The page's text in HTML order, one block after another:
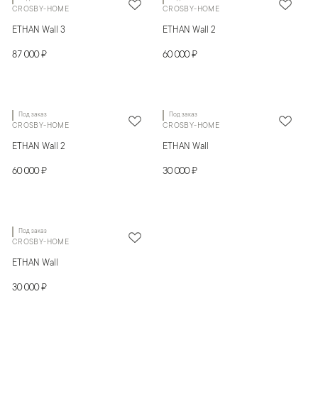
CROSBY-HOME
ETHAN Wall 3
87 000 ₽
CROSBY-HOME
ETHAN Wall 2
60 000 ₽
Под заказ
CROSBY-HOME
ETHAN Wall 2
60 000 ₽
Под заказ
CROSBY-HOME
ETHAN Wall
30 000 ₽
Под заказ
CROSBY-HOME
ETHAN Wall
30 000 ₽